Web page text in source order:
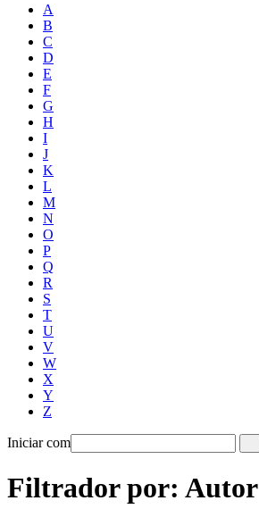
A
B
C
D
E
F
G
H
I
J
K
L
M
N
O
P
Q
R
S
T
U
V
W
X
Y
Z
Iniciar com
Filtrador por: Autor